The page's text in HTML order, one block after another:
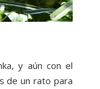
y aún con el
de un rato para